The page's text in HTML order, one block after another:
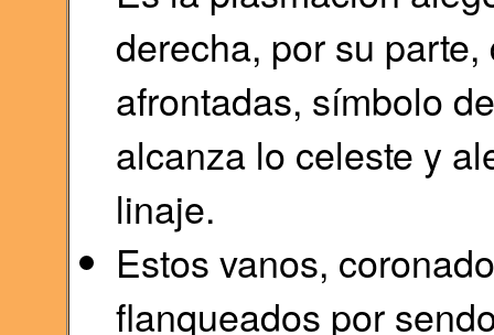
derecha, por su
afrontadas, símbolo
alcanza lo celeste y
linaje.
Estos vanos,
flanqueados por